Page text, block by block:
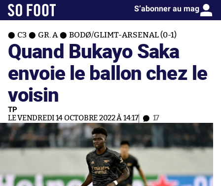
S’abonner au mag
C3 GR. A BODØ/GLIMT-ARSENAL (0-1)
Quand Bukayo Saka
envoie le ballon chez le
voisin
TP
LE VENDREDI 14 OCTOBRE 2022 À 14:17 17